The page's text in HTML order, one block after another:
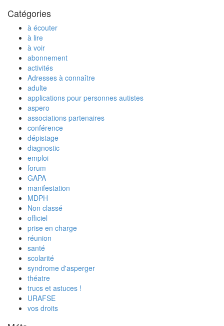
Catégories
à écouter
à lire
à voir
abonnement
activités
Adresses à connaître
adulte
applications pour personnes autistes
aspero
associations partenaires
conférence
dépistage
diagnostic
emploi
forum
GAPA
manifestation
MDPH
Non classé
officiel
prise en charge
réunion
santé
scolarité
syndrome d'asperger
théatre
trucs et astuces !
URAFSE
vos droits